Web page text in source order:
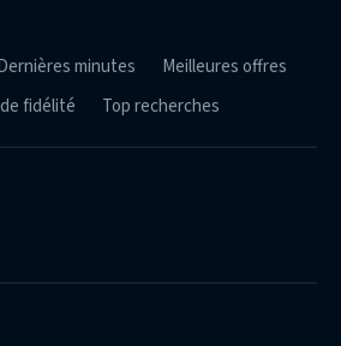
minutes
Meilleures offres
fidélité Top recherches